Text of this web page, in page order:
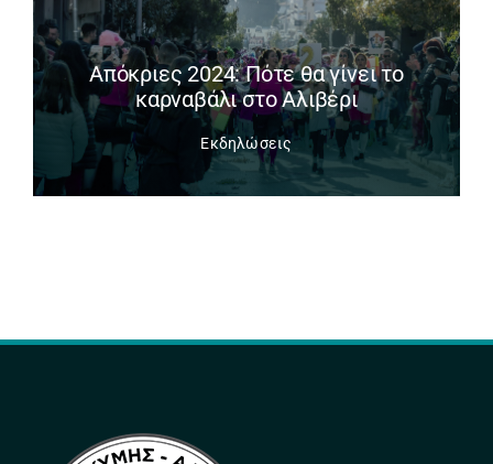
Απόκριες 2024: Πότε θα γίνει το
καρναβάλι στο Αλιβέρι
Εκδηλώσεις